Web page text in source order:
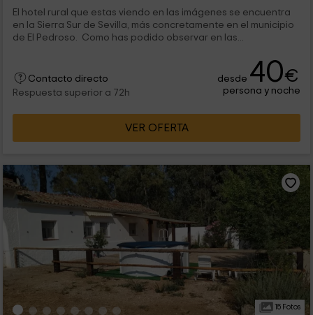
El hotel rural que estas viendo en las imágenes se encuentra
en la Sierra Sur de Sevilla, más concretamente en el municipio
de El Pedroso. Como has podido observar en las...
Contacto directo
Respuesta superior a 72h
desde 40€
persona y noche
VER OFERTA
15 Fotos